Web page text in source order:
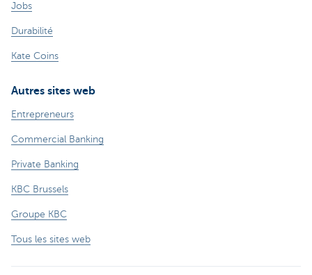
Jobs
Durabilité
Kate Coins
Autres sites web
Entrepreneurs
Commercial Banking
Private Banking
KBC Brussels
Groupe KBC
Tous les sites web